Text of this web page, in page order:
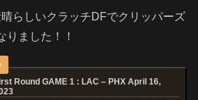
らしいクラッチDFでクリッパーズ
りました！！
Round GAME 1 : LAC – PHX April 16,